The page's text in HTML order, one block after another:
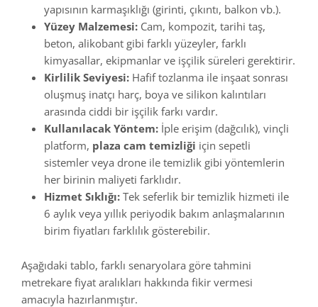
yapısının karmaşıklığı (girinti, çıkıntı, balkon vb.).
Yüzey Malzemesi: Cam, kompozit, tarihi taş,
beton, alikobant gibi farklı yüzeyler, farklı
kimyasallar, ekipmanlar ve işçilik süreleri gerektirir.
Kirlilik Seviyesi: Hafif tozlanma ile inşaat sonrası
oluşmuş inatçı harç, boya ve silikon kalıntıları
arasında ciddi bir işçilik farkı vardır.
Kullanılacak Yöntem: İple erişim (dağcılık), vinçli
platform, plaza cam temizliği için sepetli
sistemler veya drone ile temizlik gibi yöntemlerin
her birinin maliyeti farklıdır.
Hizmet Sıklığı: Tek seferlik bir temizlik hizmeti ile
6 aylık veya yıllık periyodik bakım anlaşmalarının
birim fiyatları farklılık gösterebilir.
Aşağıdaki tablo, farklı senaryolara göre tahmini
metrekare fiyat aralıkları hakkında fikir vermesi
amacıyla hazırlanmıştır.